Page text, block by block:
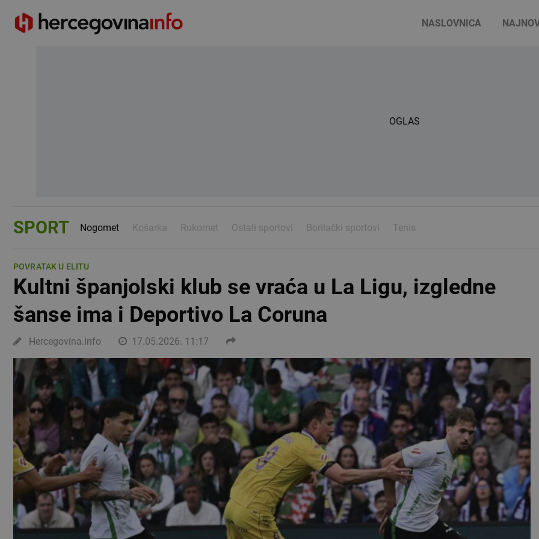
NASLOVNICA
OGLAS
SPORT Nogomet Košarka Rukomet Ostali sportovi Borilački sportovi Tenis
POVRATAK U ELITU
Kultni španjolski klub se vraća u La Ligu, izgledne
šanse ima i Deportivo La Coruna
Hercegovina.info 17.05.2026. 11:17